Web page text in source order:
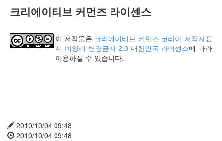
크리에이티브 커먼즈 라이센스
이 저작물은 크리에이티브 커먼즈 코리아 저작자표
시-비영리-변경금지 2.0 대한민국 라이센스에 따라
이용하실 수 있습니다.
2010/10/04 09:48
2010/10/04 09:48
모
일
부
획
(1)
CODE